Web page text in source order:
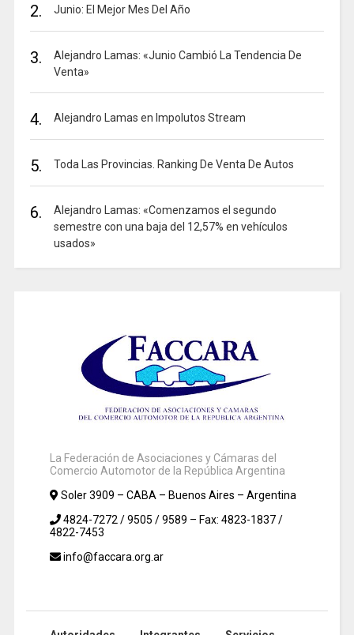
2. Junio: El Mejor Mes Del Año
3.
Alejandro Lamas: «Junio Cambió La Tendencia De
Venta»
4. Alejandro Lamas en Impolutos Stream
5. Toda Las Provincias. Ranking De Venta De Autos
6.
Alejandro Lamas: «Comenzamos el segundo
semestre con una baja del 12,57% en vehículos
usados»
La Federación de Asociaciones y Cámaras del
Comercio Automotor de la República Argentina
Soler 3909 – CABA – Buenos Aires – Argentina
4824-7272 / 9505 / 9589 – Fax: 4823-1837 /
4822-7453
info@faccara.org.ar